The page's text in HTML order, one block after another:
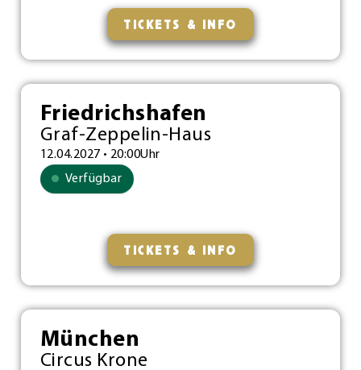
TICKETS & INFO
Friedrichshafen
Graf-Zeppelin-Haus
12.04.2027 • 20:00Uhr
Verfügbar
TICKETS & INFO
München
Circus Krone